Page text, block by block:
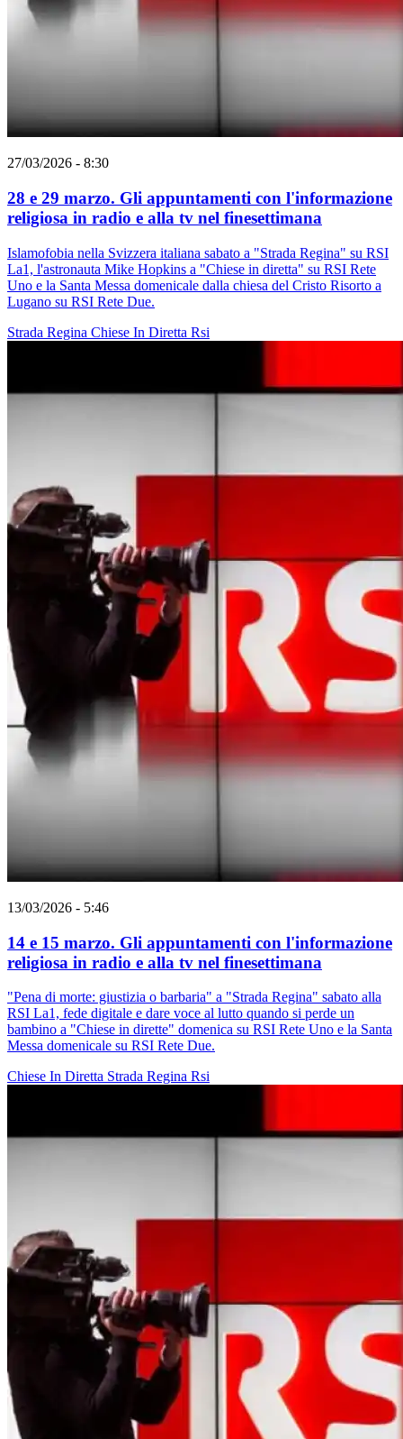
27/03/2026 - 8:30
28 e 29 marzo. Gli appuntamenti con l'informazione
religiosa in radio e alla tv nel finesettimana
Islamofobia nella Svizzera italiana sabato a "Strada Regina" su RSI
La1, l'astronauta Mike Hopkins a "Chiese in diretta" su RSI Rete
Uno e la Santa Messa domenicale dalla chiesa del Cristo Risorto a
Lugano su RSI Rete Due.
Strada Regina Chiese In Diretta Rsi
13/03/2026 - 5:46
14 e 15 marzo. Gli appuntamenti con l'informazione
religiosa in radio e alla tv nel finesettimana
"Pena di morte: giustizia o barbaria" a "Strada Regina" sabato alla
RSI La1, fede digitale e dare voce al lutto quando si perde un
bambino a "Chiese in dirette" domenica su RSI Rete Uno e la Santa
Messa domenicale su RSI Rete Due.
Chiese In Diretta Strada Regina Rsi